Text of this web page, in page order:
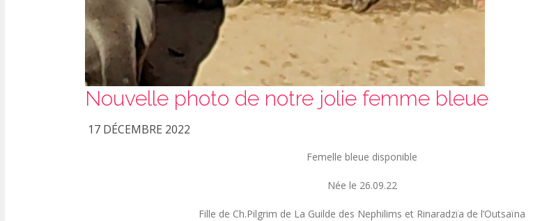
Nouvelle photo de notre jolie femme bleue
17 DÉCEMBRE 2022
Femelle bleue disponible
Née le 26.09.22
Fille de Ch.Pilgrim de La Guilde des Nephilims et Rinaradzïa de l’Outsaïna